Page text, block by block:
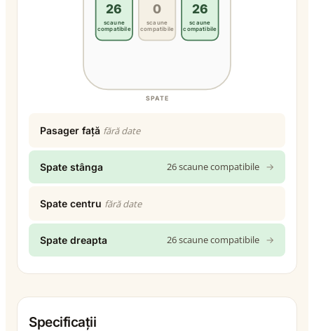
SPATE
26
scaune
compatibile
0
scaune
compatibile
26
scaune
compatibile
Pasager față fără date
Spate stânga 26 scaune compatibile →
Spate centru fără date
Spate dreapta 26 scaune compatibile →
Specificații